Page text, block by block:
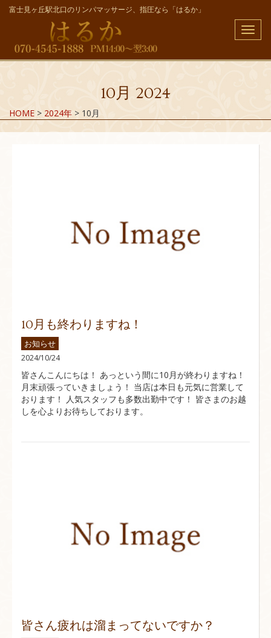
富士見ヶ丘駅北口のリンパマッサージ、指圧なら「はるか」
メ
ニ
10月 2024
HOME > 2024年 > 10月
10月も終わりますね！
お知らせ
2024/10/24
皆さんこんにちは！ あっという間に10月が終わりますね！
月末頑張っていきましょう！ 当店は本日も元気に営業して
おります！ 人気スタッフも多数出勤中です！ 皆さまのお越
しを心よりお待ちしております。
皆さん疲れは溜まってないですか？